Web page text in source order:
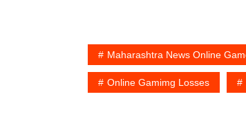
Maharashtra News Online
Online Gamimg Losses